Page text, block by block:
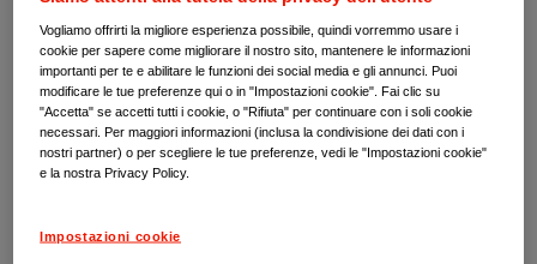
Malattie delle cellule B - OLD
Macroglobulinemia di
Waldenström (WM)
Vogliamo offrirti la migliore esperienza possibile, quindi vorremmo usare i
cookie per sapere come migliorare il nostro sito, mantenere le informazioni
importanti per te e abilitare le funzioni dei social media e gli annunci. Puoi
modificare le tue preferenze qui o in "Impostazioni cookie". Fai clic su
"Accetta" se accetti tutti i cookie, o "Rifiuta" per continuare con i soli cookie
necessari. Per maggiori informazioni (inclusa la condivisione dei dati con i
nostri partner) o per scegliere le tue preferenze, vedi le "Impostazioni cookie"
e la nostra Privacy Policy.
Impostazioni cookie